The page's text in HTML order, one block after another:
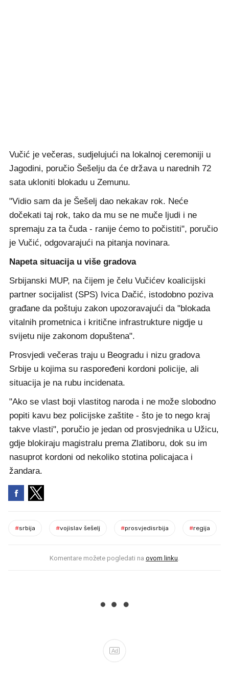
Vučić je večeras, sudjelujući na lokalnoj ceremoniji u
Jagodini, poručio Šešelju da će država u narednih 72
sata ukloniti blokadu u Zemunu.
"Vidio sam da je Šešelj dao nekakav rok. Neće
dočekati taj rok, tako da mu se ne muče ljudi i ne
spremaju za ta čuda - ranije ćemo to počistiti", poručio
je Vučić, odgovarajući na pitanja novinara.
Napeta situacija u više gradova
Srbijanski MUP, na čijem je čelu Vučićev koalicijski
partner socijalist (SPS) Ivica Dačić, istodobno poziva
građane da poštuju zakon upozoravajući da "blokada
vitalnih prometnica i kritične infrastrukture nigdje u
svijetu nije zakonom dopuštena".
Prosvjedi večeras traju u Beogradu i nizu gradova
Srbije u kojima su raspoređeni kordoni policije, ali
situacija je na rubu incidenata.
"Ako se vlast boji vlastitog naroda i ne može slobodno
popiti kavu bez policijske zaštite - što je to nego kraj
takve vlasti", poručio je jedan od prosvjednika u Užicu,
gdje blokiraju magistralu prema Zlatiboru, dok su im
nasuprot kordoni od nekoliko stotina policajaca i
žandara.
#srbija #vojislav šešelj #prosvjedisrbija #regija
Komentare možete pogledati na ovom linku.
Ad